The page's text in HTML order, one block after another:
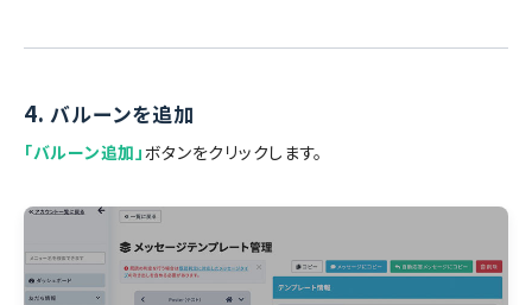
4. バルーンを追加
「バルーン追加」ボタンをクリックします。